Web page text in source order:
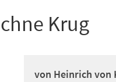
Krug
von Heinrich von